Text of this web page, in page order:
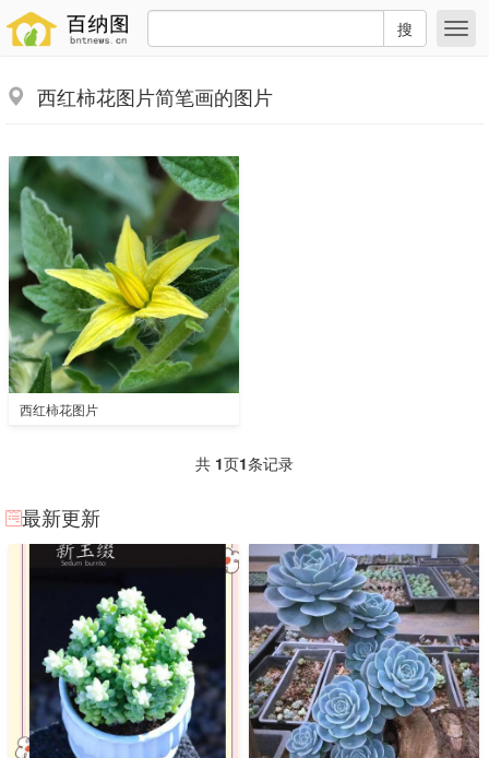
搜
西红柿花图片简笔画的图片
西红柿花图片
共 1页1条记录
最新更新